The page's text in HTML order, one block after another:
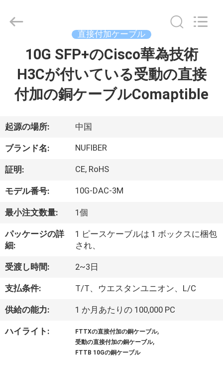
プ
ダ
ク
ト
私
に
つ
い
て
工
Digital
Technology
直接付加ケーブル
10G SFP+のCisco華為技術
H3Cが付いている受動の直接
付加の銅ケーブルComaptible
起源の場所: 中国
ブランド名: NUFIBER
証明: CE, RoHS
モデル番号: 10G-DAC-3M
最小注文数量: 1個
パッケージの詳
細:
1 ピースケーブルは 1 ボックスに梱包
され、
受渡し時間: 2~3日
支払条件: T/T、ウエスタンユニオン、L/C
供給の能力: 1 か月あたりの 100,000 PC
ハイライト: FTTXの直接付加の銅ケーブル,
受動の直接付加の銅ケーブル,
FTTB 10Gの銅ケーブル